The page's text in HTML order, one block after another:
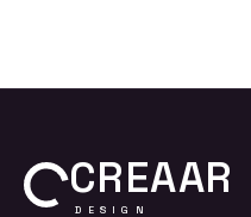
CREAAR
DESIGN